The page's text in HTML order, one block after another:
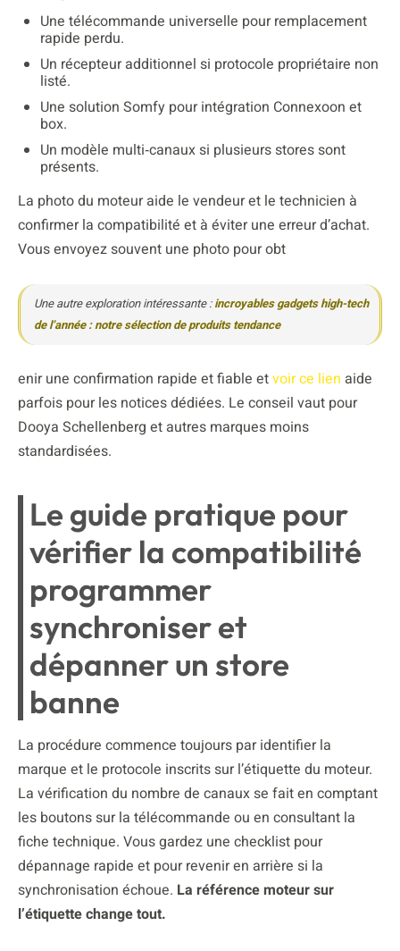
Une télécommande universelle pour remplacement
rapide perdu.
Un récepteur additionnel si protocole propriétaire non
listé.
Une solution Somfy pour intégration Connexoon et
box.
Un modèle multi‑canaux si plusieurs stores sont
présents.
La photo du moteur aide le vendeur et le technicien à
confirmer la compatibilité et à éviter une erreur d’achat.
Vous envoyez souvent une photo pour obt
Une autre exploration intéressante :incroyables gadgets high-tech
de l’année : notre sélection de produits tendance
enir une confirmation rapide et fiable etvoir ce lien aide
parfois pour les notices dédiées. Le conseil vaut pour
Dooya Schellenberg et autres marques moins
standardisées.
Le guide pratique pour
vérifier la compatibilité
programmer
synchroniser et
dépanner un store
banne
La procédure commence toujours par identifier la
marque et le protocole inscrits sur l’étiquette du moteur.
La vérification du nombre de canaux se fait en comptant
les boutons sur la télécommande ou en consultant la
fiche technique. Vous gardez une checklist pour
dépannage rapide et pour revenir en arrière si la
synchronisation échoue. La référence moteur sur
l’étiquette change tout.